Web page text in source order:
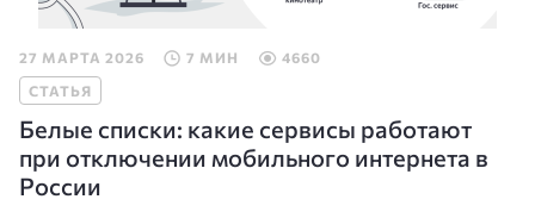
27 МАРТА 2026 7 МИН
4660
СТАТЬЯ
Белые списки: какие сервисы работают
при отключении мобильного интернета в
России